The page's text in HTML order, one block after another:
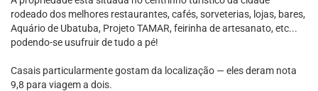
rodeado dos melhores restaurantes, cafés, sorveterias, lojas, bares,
Aquário de Ubatuba, Projeto TAMAR, feirinha de artesanato, etc...
podendo-se usufruir de tudo a pé!
Casais particularmente gostam da localização — eles deram nota
9,8 para viagem a dois.